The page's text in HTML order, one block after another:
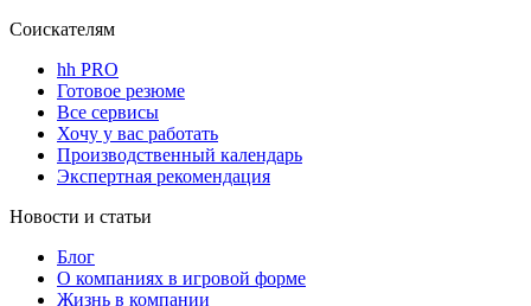
Соискателям
hh PRO
Готовое резюме
Все сервисы
Хочу у вас работать
Производственный календарь
Экспертная рекомендация
Новости и статьи
Блог
О компаниях в игровой форме
Жизнь в компании